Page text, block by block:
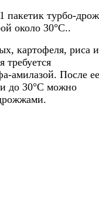
пакетик турбо-
около 30°C..
картофеля, риса и
требуется
амилазой. После ее
до 30°C можно